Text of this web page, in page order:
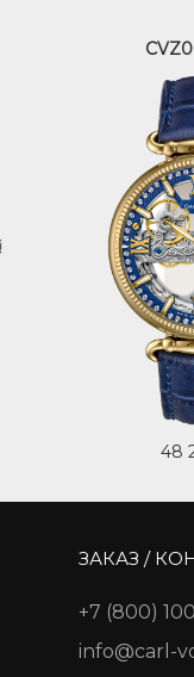
48
ЗАКАЗ /
+7 (800)
info@carl-